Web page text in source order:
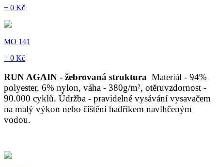
+ 0 Kč
MO 141
+ 0 Kč
RUN AGAIN - žebrovaná struktura Materiál - 94%
polyester, 6% nylon, váha - 380g/m², otěruvzdornost -
90.000 cyklů. Údržba - pravidelné vysávání vysavačem
na malý výkon nebo čištění hadříkem navlhčeným
vodou.